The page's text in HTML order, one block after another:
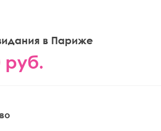
в Париже
руб.